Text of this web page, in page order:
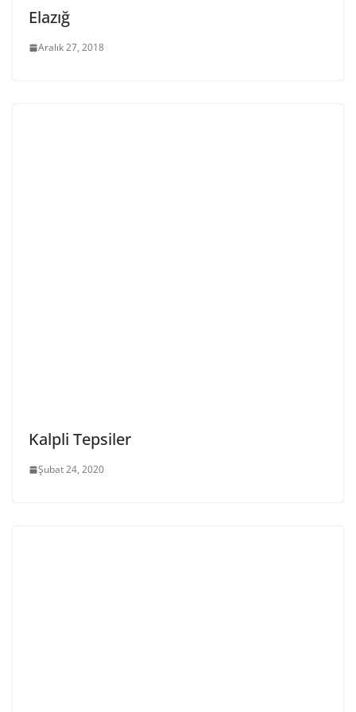
Elazığ
Aralık 27, 2018
Kalpli Tepsiler
Şubat 24, 2020